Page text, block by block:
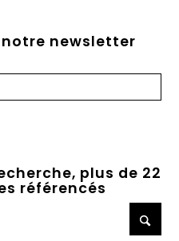
newsletter
plus de 22
référencés